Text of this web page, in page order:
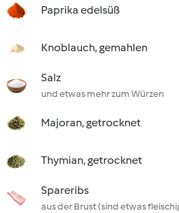
Paprika edelsüß
Knoblauch, gemahlen
Salz
und etwas mehr zum Würzen
Majoran, getrocknet
Thymian, getrocknet
Spareribs
aus der Brust (sind etwas